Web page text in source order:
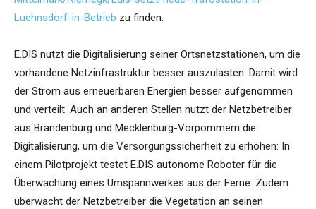
Luehnsdorf-in-Betrieb zu finden.
E.DIS nutzt die Digitalisierung seiner Ortsnetzstationen, um die
vorhandene Netzinfrastruktur besser auszulasten. Damit wird
der Strom aus erneuerbaren Energien besser aufgenommen
und verteilt. Auch an anderen Stellen nutzt der Netzbetreiber
aus Brandenburg und Mecklenburg-Vorpommern die
Digitalisierung, um die Versorgungssicherheit zu erhöhen: In
einem Pilotprojekt testet E.DIS autonome Roboter für die
Überwachung eines Umspannwerkes aus der Ferne. Zudem
überwacht der Netzbetreiber die Vegetation an seinen